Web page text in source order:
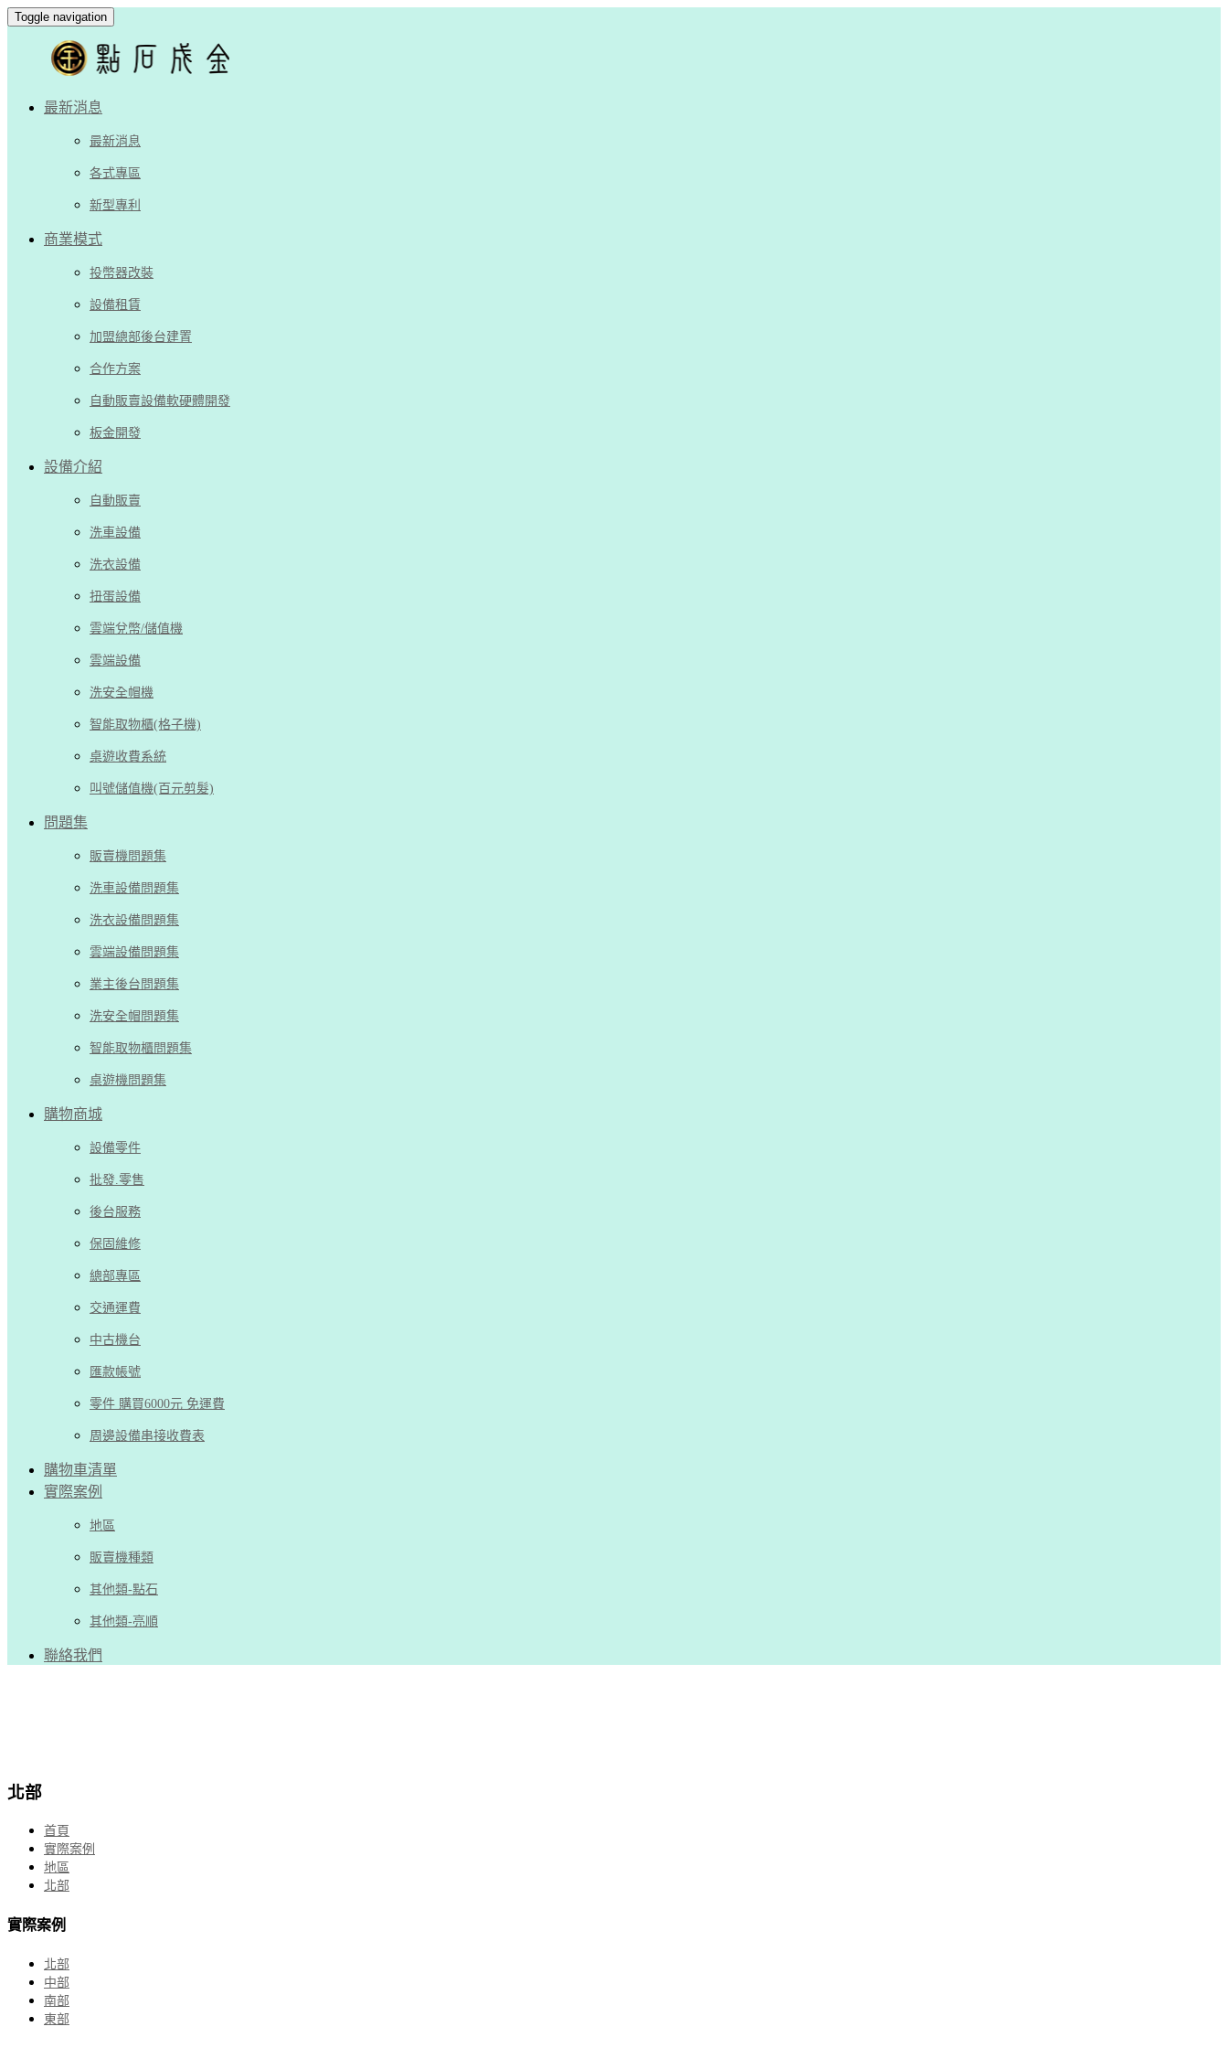
Toggle navigation
最新消息
最新消息
各式專區
新型專利
商業模式
投幣器改裝
設備租賃
加盟總部後台建置
合作方案
自動販賣設備軟硬體開發
板金開發
設備介紹
自動販賣
洗車設備
洗衣設備
扭蛋設備
雲端兌幣/儲值機
雲端設備
洗安全帽機
智能取物櫃(格子機)
桌遊收費系統
叫號儲值機(百元剪髮)
問題集
販賣機問題集
洗車設備問題集
洗衣設備問題集
雲端設備問題集
業主後台問題集
洗安全帽問題集
智能取物櫃問題集
桌遊機問題集
購物商城
設備零件
批發.零售
後台服務
保固維修
總部專區
交通運費
中古機台
匯款帳號
零件 購買6000元 免運費
周邊設備串接收費表
購物車清單
實際案例
地區
販賣機種類
其他類-點石
其他類-亮順
聯絡我們
北部
首頁
實際案例
地區
北部
實際案例
北部
中部
南部
東部